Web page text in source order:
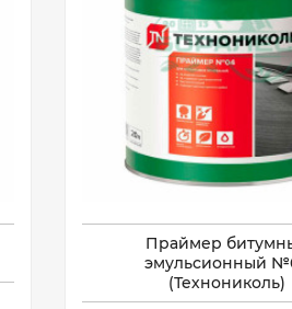
Праймер
эмульсионный
(Технониколь)